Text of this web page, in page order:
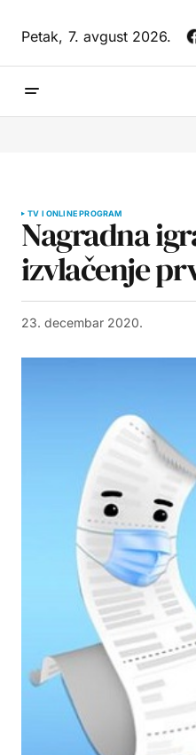
Petak,7. avgust 2026.
TV I ONLINE PROGRAM
Nagradna
izvlačenje
23. decembar 2020.